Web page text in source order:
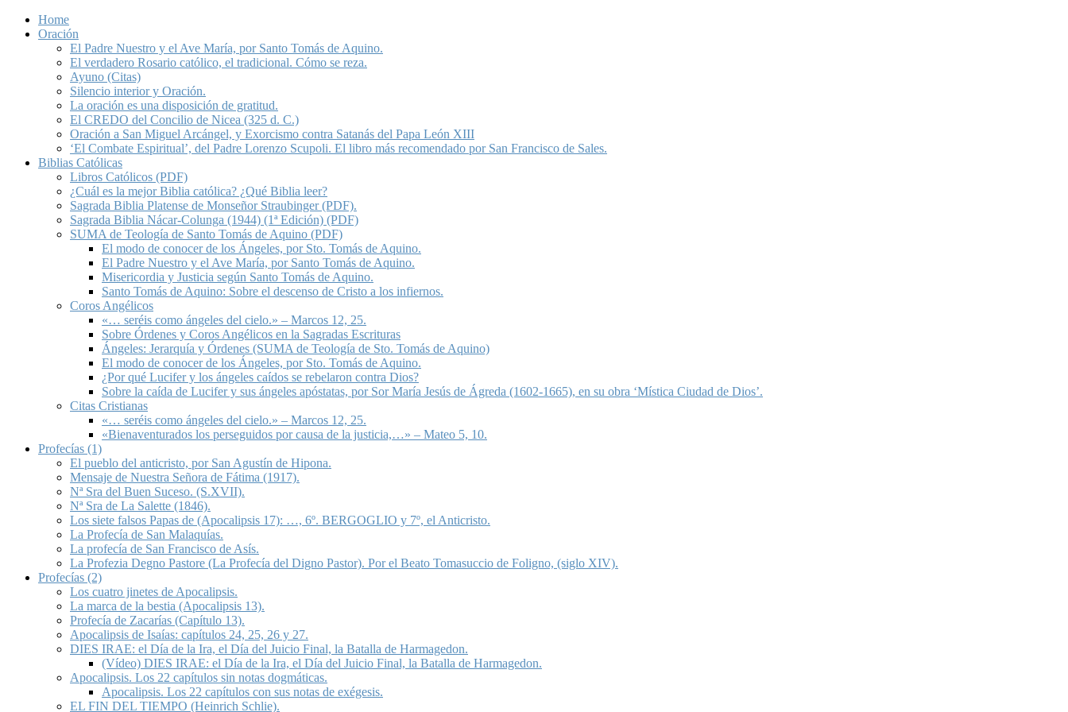
Home
Oración
El Padre Nuestro y el Ave María, por Santo Tomás de Aquino.
El verdadero Rosario católico, el tradicional. Cómo se reza.
Ayuno (Citas)
Silencio interior y Oración.
La oración es una disposición de gratitud.
El CREDO del Concilio de Nicea (325 d. C.)
Oración a San Miguel Arcángel, y Exorcismo contra Satanás del Papa León XIII
‘El Combate Espiritual’, del Padre Lorenzo Scupoli. El libro más recomendado por San Francisco de Sales.
Biblias Católicas
Libros Católicos (PDF)
¿Cuál es la mejor Biblia católica? ¿Qué Biblia leer?
Sagrada Biblia Platense de Monseñor Straubinger (PDF).
Sagrada Biblia Nácar-Colunga (1944) (1ª Edición) (PDF)
SUMA de Teología de Santo Tomás de Aquino (PDF)
El modo de conocer de los Ángeles, por Sto. Tomás de Aquino.
El Padre Nuestro y el Ave María, por Santo Tomás de Aquino.
Misericordia y Justicia según Santo Tomás de Aquino.
Santo Tomás de Aquino: Sobre el descenso de Cristo a los infiernos.
Coros Angélicos
«… seréis como ángeles del cielo.» – Marcos 12, 25.
Sobre Órdenes y Coros Angélicos en la Sagradas Escrituras
Ángeles: Jerarquía y Órdenes (SUMA de Teología de Sto. Tomás de Aquino)
El modo de conocer de los Ángeles, por Sto. Tomás de Aquino.
¿Por qué Lucifer y los ángeles caídos se rebelaron contra Dios?
Sobre la caída de Lucifer y sus ángeles apóstatas, por Sor María Jesús de Ágreda (1602-1665), en su obra ‘Mística Ciudad de Dios’.
Citas Cristianas
«… seréis como ángeles del cielo.» – Marcos 12, 25.
«Bienaventurados los perseguidos por causa de la justicia,…» – Mateo 5, 10.
Profecías (1)
El pueblo del anticristo, por San Agustín de Hipona.
Mensaje de Nuestra Señora de Fátima (1917).
Nª Sra del Buen Suceso. (S.XVII).
Nª Sra de La Salette (1846).
Los siete falsos Papas de (Apocalipsis 17): …, 6º. BERGOGLIO y 7º, el Anticristo.
La Profecía de San Malaquías.
La profecía de San Francisco de Asís.
La Profezia Degno Pastore (La Profecía del Digno Pastor). Por el Beato Tomasuccio de Foligno, (siglo XIV).
Profecías (2)
Los cuatro jinetes de Apocalipsis.
La marca de la bestia (Apocalipsis 13).
Profecía de Zacarías (Capítulo 13).
Apocalipsis de Isaías: capítulos 24, 25, 26 y 27.
DIES IRAE: el Día de la Ira, el Día del Juicio Final, la Batalla de Harmagedon.
(Vídeo) DIES IRAE: el Día de la Ira, el Día del Juicio Final, la Batalla de Harmagedon.
Apocalipsis. Los 22 capítulos sin notas dogmáticas.
Apocalipsis. Los 22 capítulos con sus notas de exégesis.
EL FIN DEL TIEMPO (Heinrich Schlie).